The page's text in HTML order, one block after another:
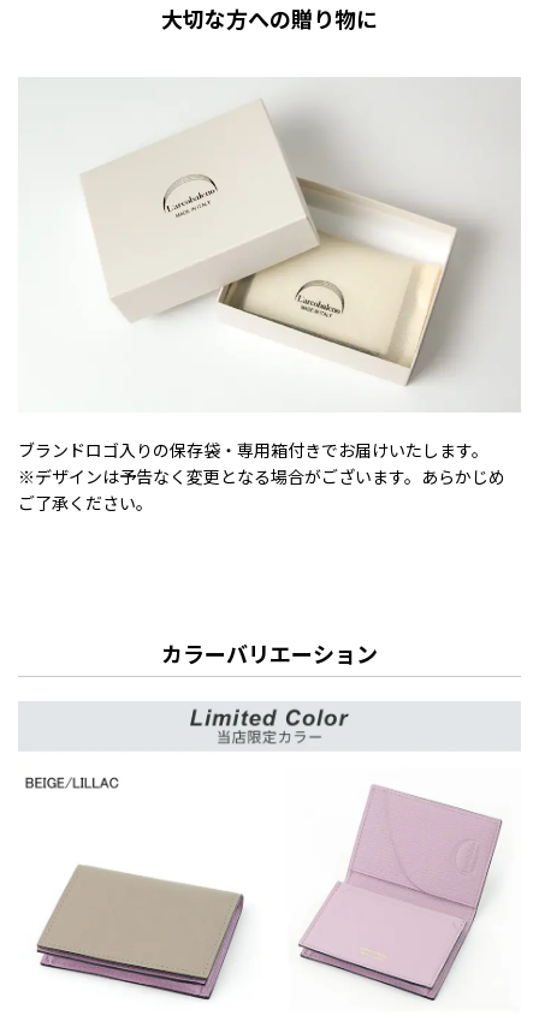
大切な方への贈り物に
ブランドロゴ入りの保存袋・専用箱付きでお届けいたします。
※デザインは予告なく変更となる場合がございます。あらかじめ
ご了承ください。
カラーバリエーション